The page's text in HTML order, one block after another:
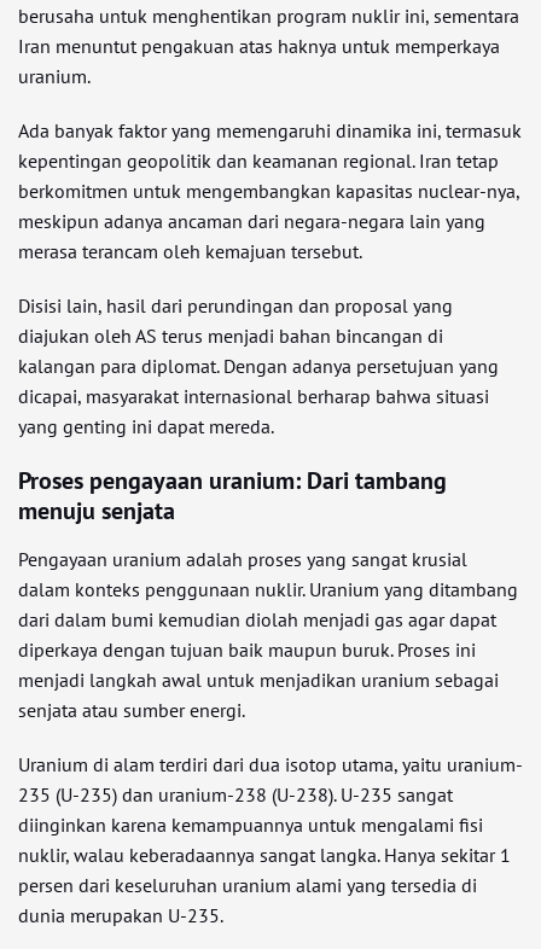
berusaha untuk menghentikan program nuklir ini, sementara
Iran menuntut pengakuan atas haknya untuk memperkaya
uranium.
Ada banyak faktor yang memengaruhi dinamika ini, termasuk
kepentingan geopolitik dan keamanan regional. Iran tetap
berkomitmen untuk mengembangkan kapasitas nuclear-nya,
meskipun adanya ancaman dari negara-negara lain yang
merasa terancam oleh kemajuan tersebut.
Disisi lain, hasil dari perundingan dan proposal yang
diajukan oleh AS terus menjadi bahan bincangan di
kalangan para diplomat. Dengan adanya persetujuan yang
dicapai, masyarakat internasional berharap bahwa situasi
yang genting ini dapat mereda.
Proses pengayaan uranium: Dari tambang
menuju senjata
Pengayaan uranium adalah proses yang sangat krusial
dalam konteks penggunaan nuklir. Uranium yang ditambang
dari dalam bumi kemudian diolah menjadi gas agar dapat
diperkaya dengan tujuan baik maupun buruk. Proses ini
menjadi langkah awal untuk menjadikan uranium sebagai
senjata atau sumber energi.
Uranium di alam terdiri dari dua isotop utama, yaitu uranium-
235 (U-235) dan uranium-238 (U-238). U-235 sangat
diinginkan karena kemampuannya untuk mengalami fisi
nuklir, walau keberadaannya sangat langka. Hanya sekitar 1
persen dari keseluruhan uranium alami yang tersedia di
dunia merupakan U-235.